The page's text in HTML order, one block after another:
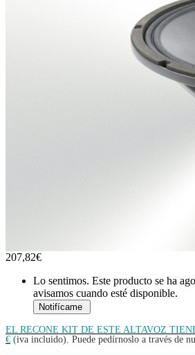
207,82€
Lo sentimos. Este producto se ha
avisamos cuando esté disponible.
EL RECONE KIT DE ESTE ALTAVOZ
€ (iva incluido). Puede pedírnoslo a través de